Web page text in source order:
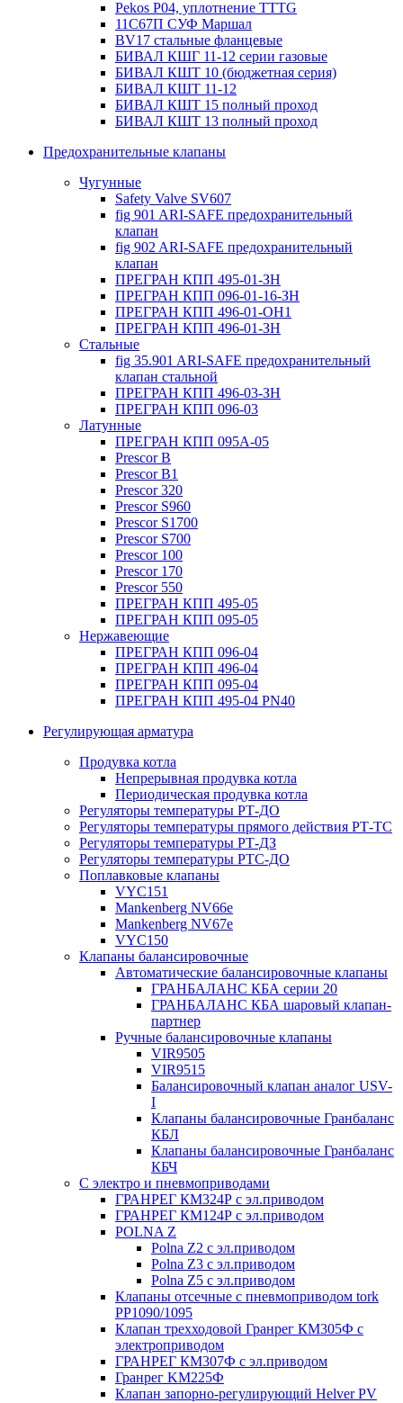
Pekos P04, уплотнение ТТТG
11С67П СУФ Маршал
BV17 стальные фланцевые
БИВАЛ КШГ 11-12 серии газовые
БИВАЛ КШТ 10 (бюджетная серия)
БИВАЛ КШТ 11-12
БИВАЛ КШТ 15 полный проход
БИВАЛ КШТ 13 полный проход
Предохранительные клапаны
Чугунные
Safety Valve SV607
fig 901 ARI-SAFE предохранительный
клапан
fig 902 ARI-SAFE предохранительный
клапан
ПРЕГРАН КПП 495-01-ЗН
ПРЕГРАН КПП 096-01-16-ЗН
ПРЕГРАН КПП 496-01-ОН1
ПРЕГРАН КПП 496-01-ЗН
Стальные
fig 35.901 ARI-SAFE предохранительный
клапан стальной
ПРЕГРАН КПП 496-03-ЗН
ПРЕГРАН КПП 096-03
Латунные
ПРЕГРАН КПП 095А-05
Prescor B
Prescor B1
Prescor 320
Prescor S960
Prescor S1700
Prescor S700
Prescor 100
Prescor 170
Prescor 550
ПРЕГРАН КПП 495-05
ПРЕГРАН КПП 095-05
Нержавеющие
ПРЕГРАН КПП 096-04
ПРЕГРАН КПП 496-04
ПРЕГРАН КПП 095-04
ПРЕГРАН КПП 495-04 PN40
Регулирующая арматура
Продувка котла
Непрерывная продувка котла
Периодическая продувка котла
Регуляторы температуры РТ-ДО
Регуляторы температуры прямого действия РТ-ТС
Регуляторы температуры РТ-ДЗ
Регуляторы температуры РТС-ДО
Поплавковые клапаны
VYC151
Mankenberg NV66e
Mankenberg NV67e
VYC150
Клапаны балансировочные
Автоматические балансировочные клапаны
ГРАНБАЛАНС КБА серии 20
ГРАНБАЛАНС КБА шаровый клапан-
партнер
Ручные балансировочные клапаны
VIR9505
VIR9515
Балансировочный клапан аналог USV-
I
Клапаны балансировочные Гранбаланс
КБЛ
Клапаны балансировочные Гранбаланс
КБЧ
С электро и пневмоприводами
ГРАНРЕГ КМ324Р с эл.приводом
ГРАНРЕГ КМ124Р с эл.приводом
POLNA Z
Polna Z2 с эл.приводом
Polna Z3 с эл.приводом
Polna Z5 с эл.приводом
Клапаны отсечные с пневмоприводом tork
PP1090/1095
Клапан трехходовой Гранрег КМ305Ф с
электроприводом
ГРАНРЕГ КМ307Ф с эл.приводом
Гранрег KM225Ф
Клапан запорно-регулирующий Helver PV